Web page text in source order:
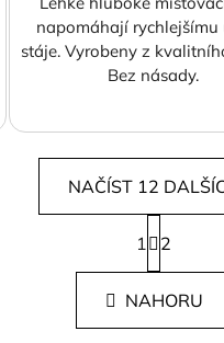
napomáhají rychlejšímu
stáje. Vyrobeny z
Bez násady.
O
v
l
á
NAČÍST 12
S
t
r
n
k
1 2
NAHORU